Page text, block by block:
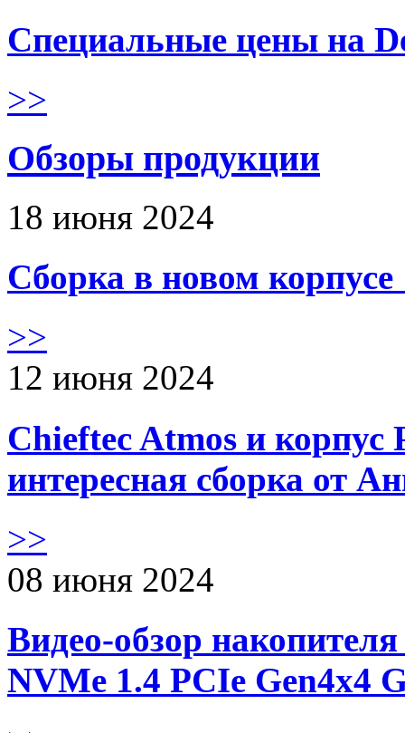
Специальные цены на
>>
Обзоры продукции
18 июня 2024
Сборка в новом
>>
12 июня 2024
Chieftec Atmos и корпус
интересная сборка от
>>
08 июня 2024
Видео-обзор
NVMe 1.4 PCIe Gen4х4